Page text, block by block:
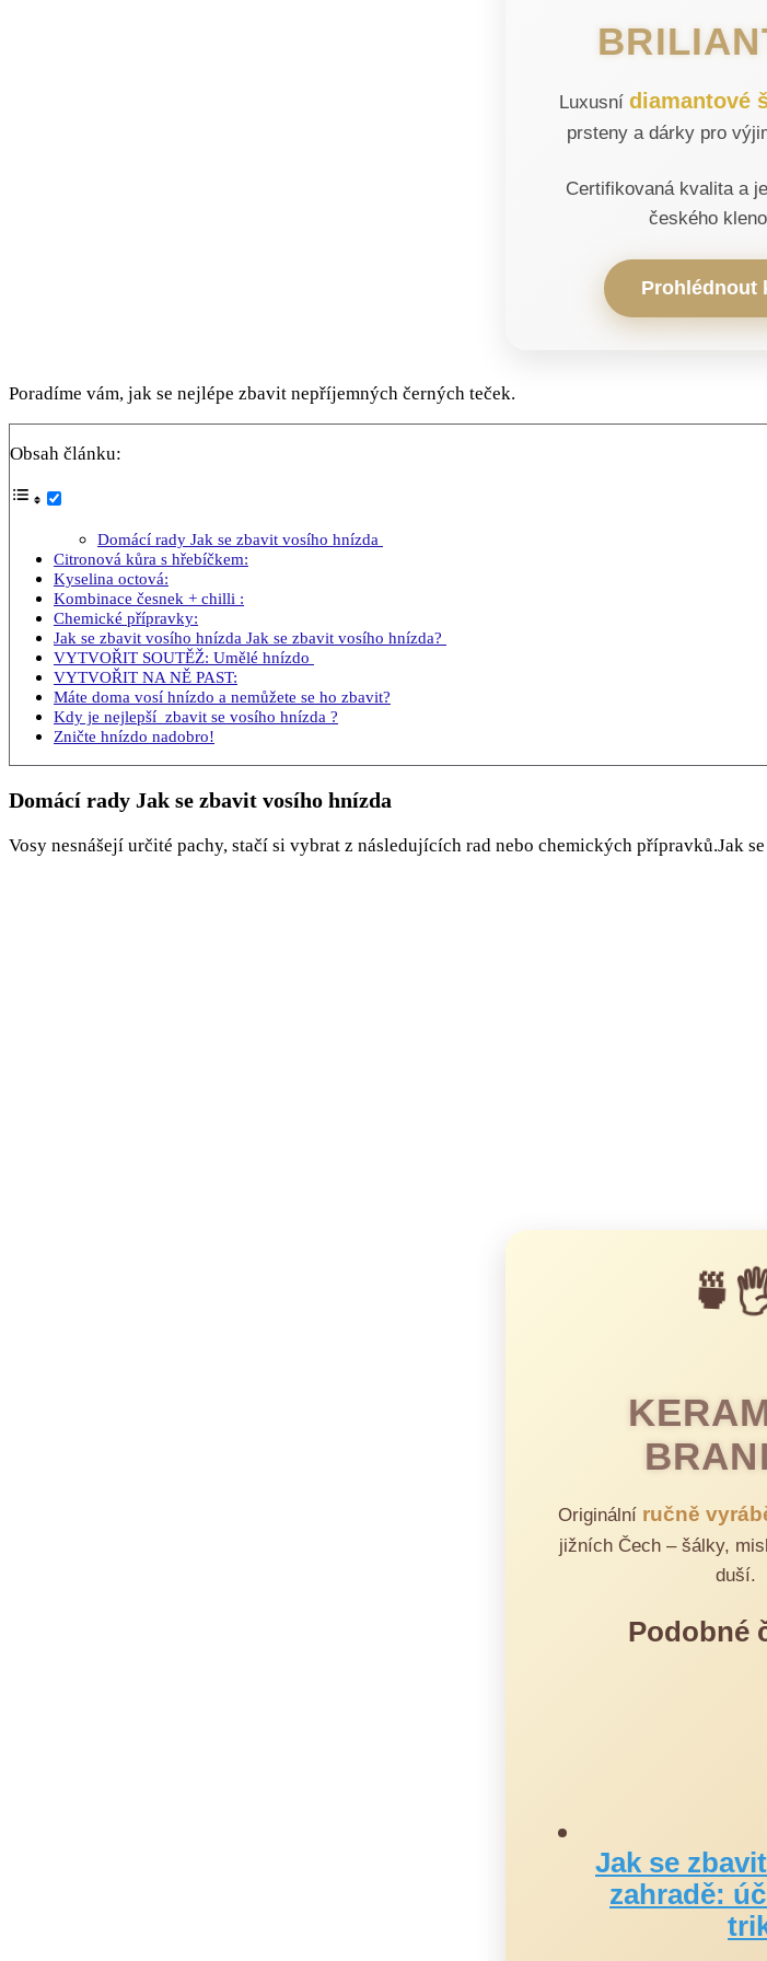
Luxusní diamantové
prsteny a dárky pro
Certifikovaná kvalita a
českého
Prohlédnout
Poradíme vám, jak se nejlépe zbavit nepříjemných černých teček.
Obsah článku:
Domácí rady Jak se zbavit vosího hnízda
Citronová kůra s hřebíčkem:
Kyselina octová:
Kombinace česnek + chilli :
Chemické přípravky:
Jak se zbavit vosího hnízda Jak se zbavit vosího hnízda?
VYTVOŘIT SOUTĚŽ: Umělé hnízdo
VYTVOŘIT NA NĚ PAST:
Máte doma vosí hnízdo a nemůžete se ho zbavit?
Kdy je nejlepší zbavit se vosího hnízda ?
Zničte hnízdo nadobro!
Domácí rady Jak se zbavit vosího hnízda
Vosy nesnášejí určité pachy, stačí si vybrat z následujících rad nebo chemických přípravků.Jak
Originální ručně
jižních Čech – šálky,
duší.
Podobné
Jak se
zahradě: